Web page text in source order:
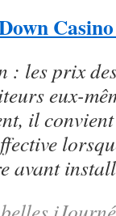
: les prix
eux-
il
avant